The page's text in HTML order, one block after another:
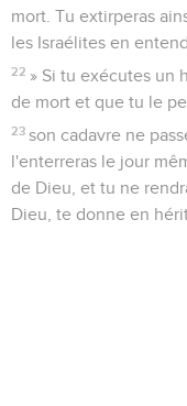
mort. Tu extirperas
les Israélites en
22 » Si tu exécutes un
de mort et que tu le
23 son cadavre ne
l'enterreras le jour
de Dieu, et tu ne
Dieu, te donne en